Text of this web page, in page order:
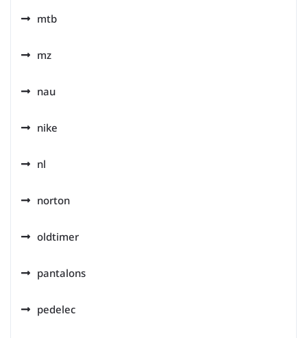
mtb
mz
nau
nike
nl
norton
oldtimer
pantalons
pedelec